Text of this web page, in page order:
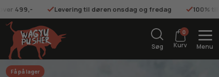
499,- Levering til døren onsdag og fredag 100%
Søg
0
Kurv Menu
Få på lager